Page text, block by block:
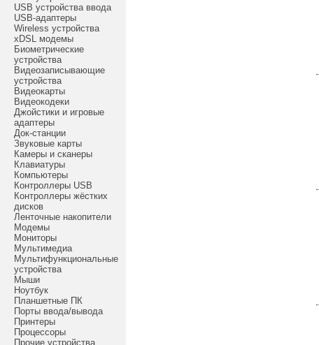
USB устройства ввода
USB-адаптеры
Wireless устройства
xDSL модемы
Биометрические
устройства
Видеозаписывающие
устройства
Видеокарты
Видеокодеки
Джойстики и игровые
адаптеры
Док-станции
Звуковые карты
Камеры и сканеры
Клавиатуры
Компьютеры
Контроллеры USB
Контроллеры жёстких
дисков
Ленточные накопители
Модемы
Мониторы
Мультимедиа
Мультифункциональные
устройства
Мыши
Ноутбук
Планшетные ПК
Порты ввода/вывода
Принтеры
Процессоры
Прочие устройства